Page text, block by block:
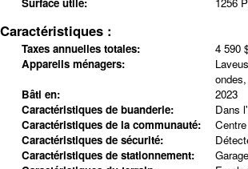
Caractéristiques :
Taxes annuelles totales:
4 590
Appareils ménagers:
Bâti en:
2023
Caractéristiques de buanderie:
Dans
Caractéristiques de la communauté:
Caractéristiques de sécurité:
Caractéristiques de stationnement: